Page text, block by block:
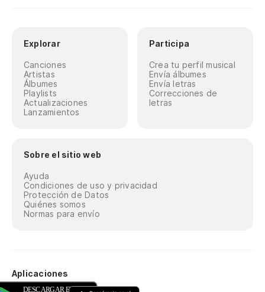
Explorar
Canciones
Artistas
Álbumes
Playlists
Actualizaciones
Lanzamientos
Participa
Crea tu perfil musical
Envía álbumes
Envía letras
Correcciones de
letras
Sobre el sitio web
Ayuda
Condiciones de uso y privacidad
Protección de Datos
Quiénes somos
Normas para envío
Aplicaciones